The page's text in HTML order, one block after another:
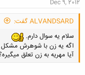
Dec 9, 2012
ALVANDSARD گفت:
سلام یه سوال دارم.
اگه یه زن با شوهرش مشکل
آیا مهریه به زن تعلق